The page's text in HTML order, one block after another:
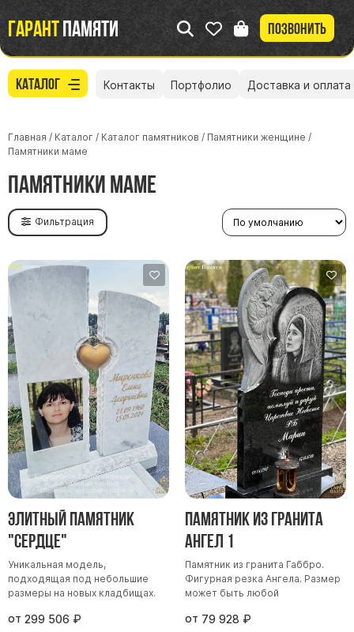
Гарантпамяти Позвонить
Каталог
Участникам СВО
Памятники из гранита
Памятники из мрамора
Элитные памятники
Резные памятники
Мемориальные комплексы
Памятники с полноформатным фото
Склеп
Cкульптуры ангел
Детские памятники
Памятники Мусульманские
Памятники Армянские
Контакты Портфолио Доставка и оплата
Главная / Каталог / Каталог памятников / Памятники женщине /
Памятники маме
Памятники маме
Фильтрация
Элитный памятник
"Сердце"
Уникальная модель,
подходящая под небольшие
размеры на новых кладбищах.
от 299 506 ₽
Памятник из гранита
Ангел 1
Памятник из гранита Габбро.
Фигурная резка Ангела. Размер
может быть любой
от 79 928 ₽